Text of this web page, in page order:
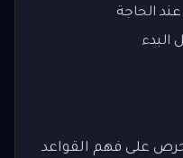
الحاجة
البدء
على فهم القواعد